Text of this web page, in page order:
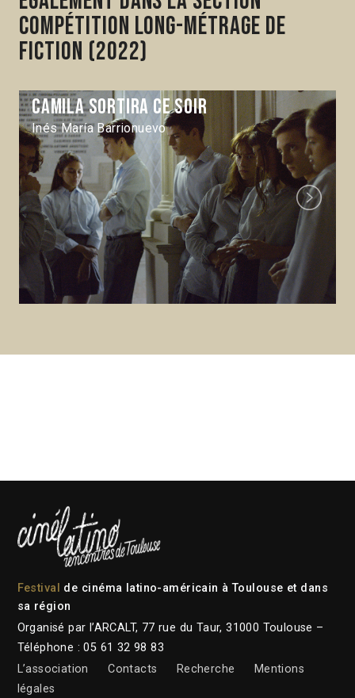
Compétition Long-métrage de
fiction (2022)
Camila sortira ce soir
Inés María Barrionuevo
Next
Festival
de cinéma latino-américain à Toulouse et dans
sa région
Organisé par l’ARCALT, 77 rue du Taur, 31000 Toulouse –
Téléphone : 05 61 32 98 83
L’association
Contacts Recherche
Mentions
légales